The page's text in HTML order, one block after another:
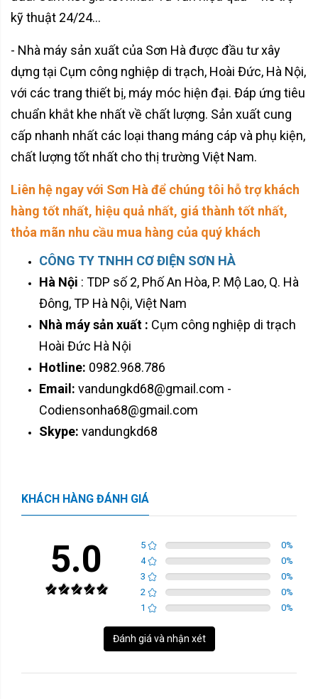
kỹ thuật 24/24…
- Nhà máy sản xuất của Sơn Hà được đầu tư xây
dựng tại Cụm công nghiệp di trạch, Hoài Đức, Hà Nội,
với các trang thiết bị, máy móc hiện đại. Đáp ứng tiêu
chuẩn khắt khe nhất về chất lượng. Sản xuất cung
cấp nhanh nhất các loại thang máng cáp và phụ kiện,
chất lượng tốt nhất cho thị trường Việt Nam.
Liên hệ ngay với Sơn Hà để chúng tôi hỗ trợ khách
hàng tốt nhất, hiệu quả nhất, giá thành tốt nhất,
thỏa mãn nhu cầu mua hàng của quý khách
CÔNG TY TNHH CƠ ĐIỆN SƠN HÀ
Hà Nội : TDP số 2, Phố An Hòa, P. Mộ Lao, Q. Hà
Đông, TP Hà Nội, Việt Nam
Nhà máy sản xuất : Cụm công nghiệp di trạch
Hoài Đức Hà Nội
Hotline: 0982.968.786
Email: vandungkd68@gmail.com -
Codiensonha68@gmail.com
Skype: vandungkd68
KHÁCH HÀNG ĐÁNH GIÁ
5.0 5 0%
4
0%
3
0%
2
0%
1
0%
Đánh giá và nhận xét